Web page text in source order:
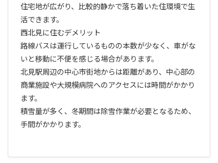
住宅地が広がり、比較的静かで落ち着いた住環境で生
活できます。
西北見に住むデメリット
路線バスは運行しているものの本数が少なく、車がな
いと移動に不便を感じる場合があります。
北見駅周辺の中心市街地からは距離があり、中心部の
商業施設や大規模病院へのアクセスには時間がかかり
ます。
積雪量が多く、冬期間は除雪作業が必要となるため、
手間がかかります。